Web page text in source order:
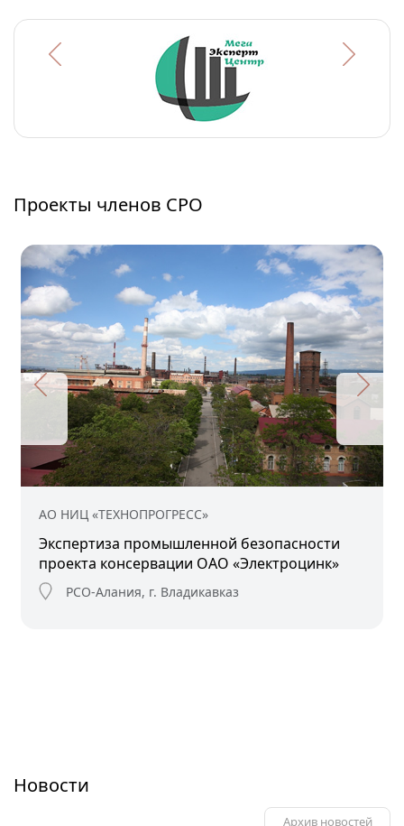
Проекты членов СРО
АО НИЦ «ТЕХНОПРОГРЕСС»
Экспертиза промышленной безопасности
проекта консервации ОАО «Электроцинк»
РСО-Алания, г. Владикавказ
Новости
Архив новостей